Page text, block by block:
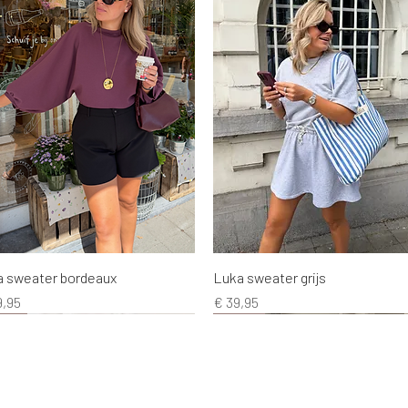
Snel overzicht
sweater bordeaux
Snel overzicht
Luka sweater grijs
Prijs
€ 39,95